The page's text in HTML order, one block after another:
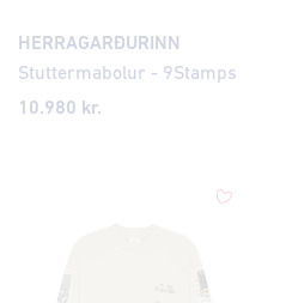
HERRAGARÐURINN
Stuttermabolur - 9Stamps
10.980 kr.